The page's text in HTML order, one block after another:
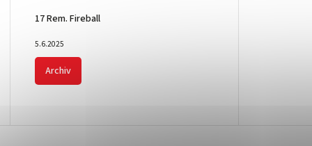
17 Rem. Fireball
5.6.2025
Archiv